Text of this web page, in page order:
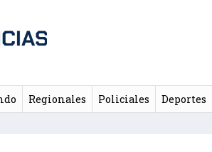
Regionales Policiales Deportes